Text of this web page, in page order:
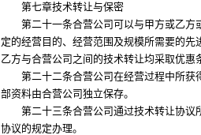
第七章技术转让与保密
第二十一条合营公司可以与甲方或乙
定的经营目的、经营范围及规模所需要的
乙方与合营公司之间的技术转让均采取优惠
第二十二条合营公司在经营过程中所
部资料由合营公司独立保存。
第二十三条合营公司通过技术转让协
协议的规定办理。